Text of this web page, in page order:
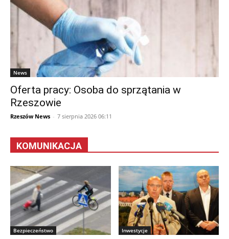
News
Oferta pracy: Osoba do sprzątania w
Rzeszowie
Rzeszów News - 7 sierpnia 2026 06:11
KOMUNIKACJA
Bezpieczeństwo Inwestycje